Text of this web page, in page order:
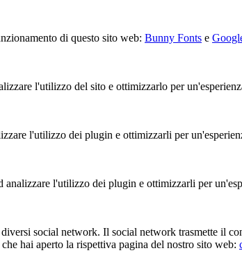
di questo sito web: Bunny Fonts e
l'utilizzo del sito e ottimizzarlo per
l'utilizzo dei plugin e ottimizzarli per
l'utilizzo dei plugin e ottimizzarli per
social network. Il social network trasmette il
hai aperto la rispettiva pagina del nostro sito web: